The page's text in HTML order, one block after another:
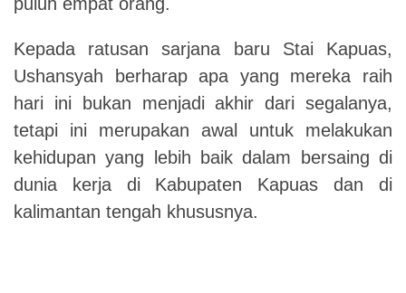
Kepada ratusan sarjana baru Stai Kapuas,
Ushansyah berharap apa yang mereka raih
hari ini bukan menjadi akhir dari segalanya,
tetapi ini merupakan awal untuk melakukan
kehidupan yang lebih baik dalam bersaing di
dunia kerja di Kabupaten Kapuas dan di
kalimantan tengah khususnya.